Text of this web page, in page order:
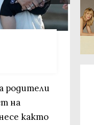
родители
на
както